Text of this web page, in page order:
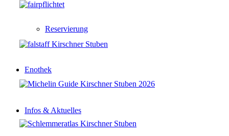
Reservierung
Enothek
Infos & Aktuelles